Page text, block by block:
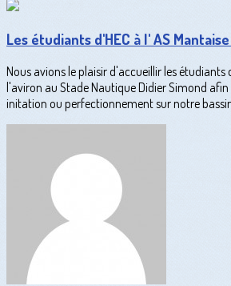
Les étudiants d'HEC à l' AS
Nous avions le plaisir d'accueillir les étudiants
l'aviron au Stade Nautique Didier Simond
initation ou perfectionnement sur notre